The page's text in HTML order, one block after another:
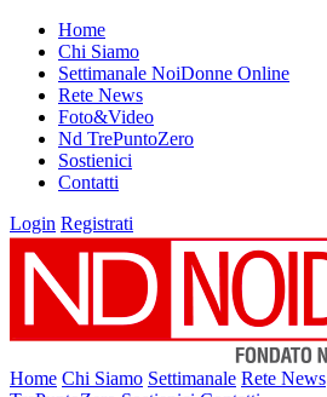
Home
Chi Siamo
Settimanale NoiDonne Online
Rete News
Foto&Video
Nd TrePuntoZero
Sostienici
Contatti
Login Registrati
Home Chi Siamo Settimanale Rete News